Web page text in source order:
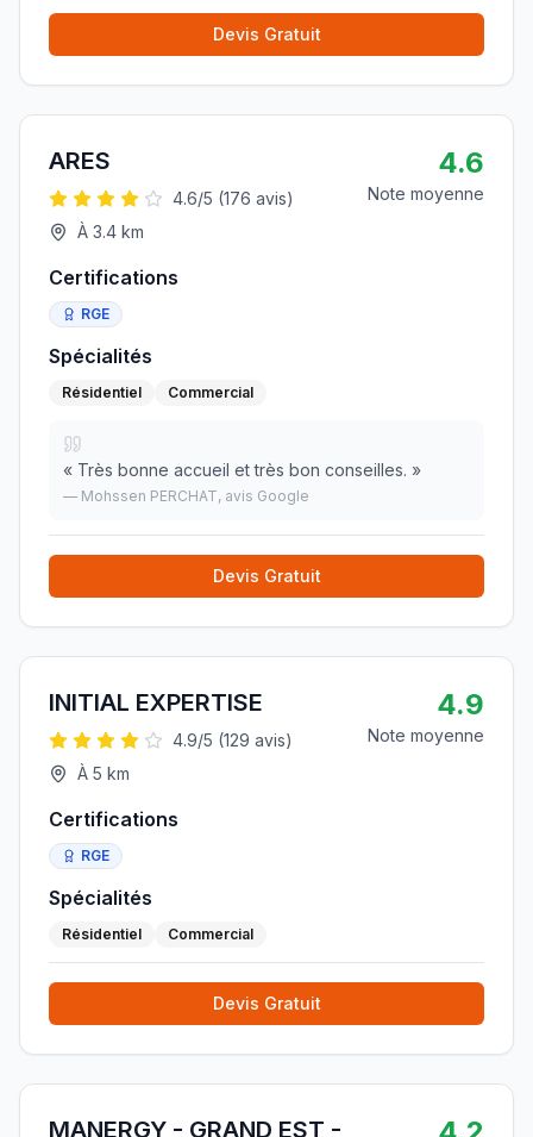
Devis Gratuit
ARES
4.6/5 (176 avis)
À 3.4 km
4.6
Note moyenne
Certifications
RGE
Spécialités
Résidentiel Commercial
« Très bonne accueil et très bon conseilles. »
— Mohssen PERCHAT, avis Google
Devis Gratuit
INITIAL EXPERTISE
4.9/5 (129 avis)
À 5 km
4.9
Note moyenne
Certifications
RGE
Spécialités
Résidentiel Commercial
Devis Gratuit
MANERGY - GRAND EST -